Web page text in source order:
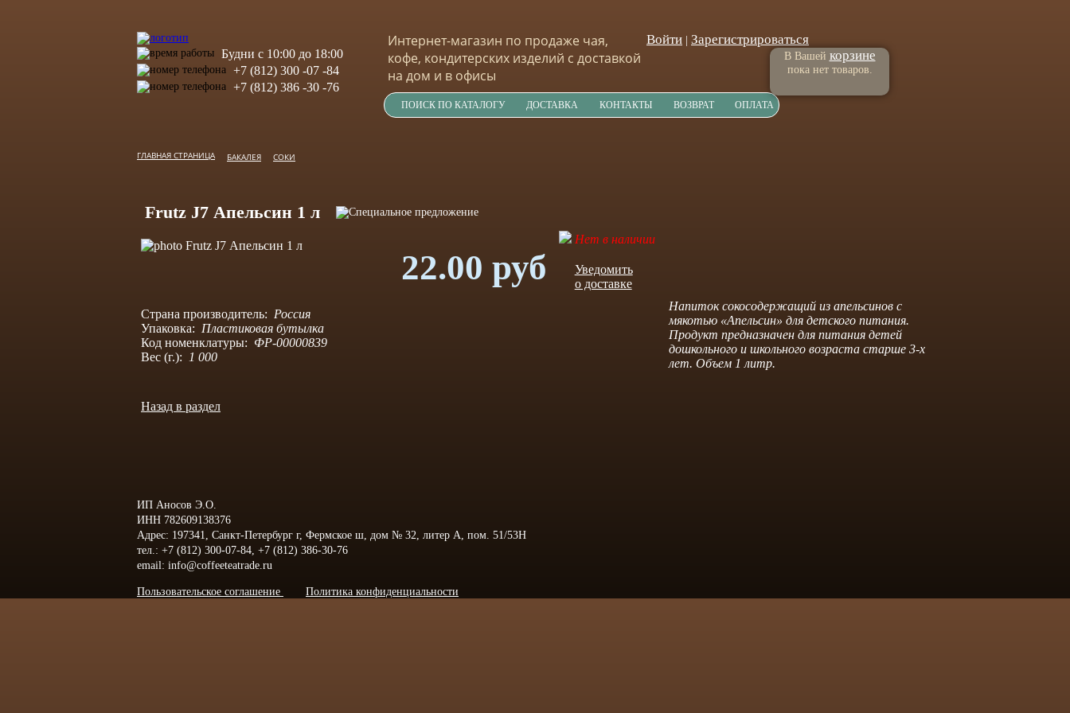
Будни с 10:00 до 18:00
+7 (812) 300 -07 -84
+7 (812) 386 -30 -76
Интернет-магазин по продаже чая,
кофе, кондитерских изделий с доставкой
на дом и в офисы
ПОИСК ПО КАТАЛОГУ ДОСТАВКА КОНТАКТЫ ВОЗВРАТ ОПЛАТА
Войти Зарегистрироваться
В Вашей корзине
пока нет товаров.
ГЛАВНАЯ СТРАНИЦА БАКАЛЕЯ СОКИ
Frutz J7 Апельсин 1 л
22.00 руб
Нет в наличии
Уведомить
о доставке
Страна производитель: Россия
Упаковка: Пластиковая бутылка
Код номенклатуры: ФР-00000839
Вес (г.):
1 000
Напиток сокосодержащий из апельсинов с
мякотью «Апельсин» для детского питания.
Продукт предназначен для питания детей
дошкольного и школьного возраста старше 3-х
лет. Объем 1 литр.
Назад в раздел
ИП Аносов Э.О.
ИНН 782609138376
Адрес: 197341, Санкт-Петербург г, Фермское ш, дом № 32, литер А, пом. 51/53Н
тел.: +7 (812) 300-07-84, +7 (812) 386-30-76
email: info@coffeeteatrade.ru
Пользовательское соглашение Политика конфиденциальности